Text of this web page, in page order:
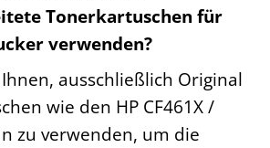
Tonerkartuschen für
verwenden?
ausschließlich Original
wie den HP CF461X /
zu verwenden, um die